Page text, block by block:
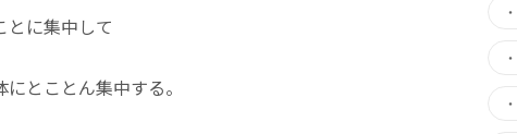
とに集中して
とことん集中する。
・
・
・